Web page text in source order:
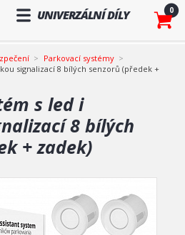
UNIVERZÁLNÍ DÍLY 0
Parkovací systémy
signalizací 8 bílých senzorů (předek +
s led i
8 bílých
+ zadek)